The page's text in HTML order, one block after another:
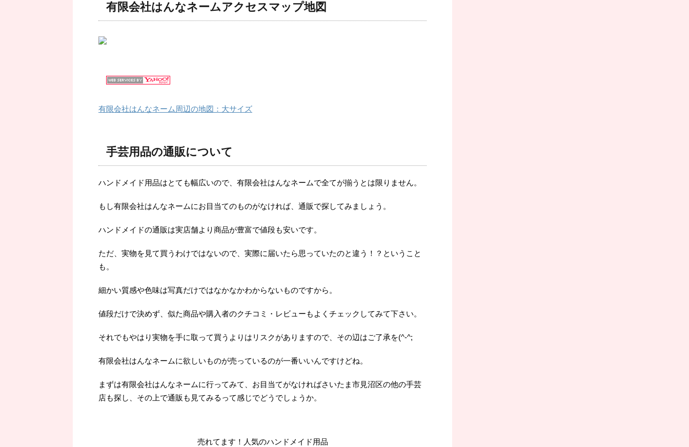
有限会社はんなネームアクセスマップ地図
有限会社はんなネーム周辺の地図：大サイズ
手芸用品の通販について
ハンドメイド用品はとても幅広いので、有限会社はんなネームで全てが揃うとは限りません。
もし有限会社はんなネームにお目当てのものがなければ、通販で探してみましょう。
ハンドメイドの通販は実店舗より商品が豊富で値段も安いです。
ただ、実物を見て買うわけではないので、実際に届いたら思っていたのと違う！？ということ
も。
細かい質感や色味は写真だけではなかなかわからないものですから。
値段だけで決めず、似た商品や購入者のクチコミ・レビューもよくチェックしてみて下さい。
それでもやはり実物を手に取って買うよりはリスクがありますので、その辺はご了承を(^-^;
有限会社はんなネームに欲しいものが売っているのが一番いいんですけどね。
まずは有限会社はんなネームに行ってみて、お目当てがなければさいたま市見沼区の他の手芸
店も探し、その上で通販も見てみるって感じでどうでしょうか。
売れてます！人気のハンドメイド用品